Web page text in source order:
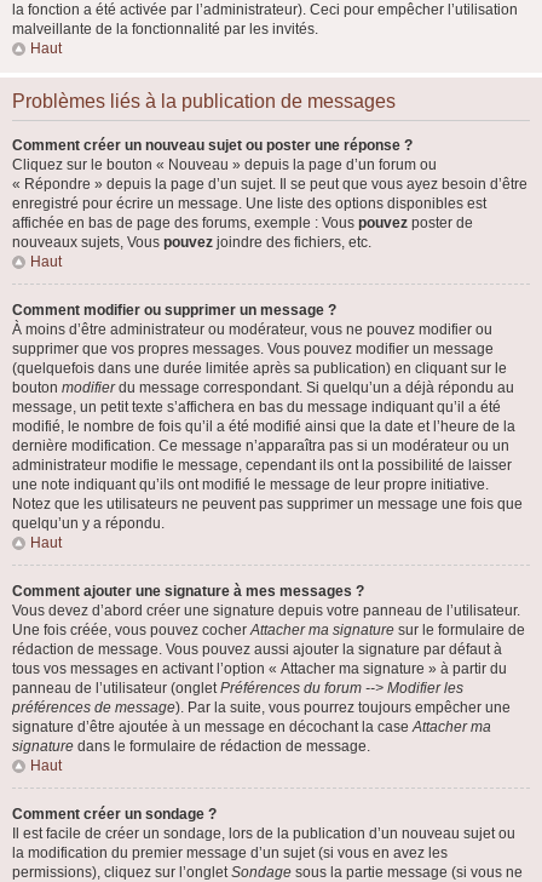
la fonction a été activée par l’administrateur). Ceci pour empêcher l’utilisation
malveillante de la fonctionnalité par les invités.
Haut
Problèmes liés à la publication de messages
Comment créer un nouveau sujet ou poster une réponse ?
Cliquez sur le bouton « Nouveau » depuis la page d’un forum ou
« Répondre » depuis la page d’un sujet. Il se peut que vous ayez besoin d’être
enregistré pour écrire un message. Une liste des options disponibles est
affichée en bas de page des forums, exemple : Vous pouvez poster de
nouveaux sujets, Vous pouvez joindre des fichiers, etc.
Haut
Comment modifier ou supprimer un message ?
À moins d’être administrateur ou modérateur, vous ne pouvez modifier ou
supprimer que vos propres messages. Vous pouvez modifier un message
(quelquefois dans une durée limitée après sa publication) en cliquant sur le
bouton modifierdu message correspondant. Si quelqu’un a déjà répondu au
message, un petit texte s’affichera en bas du message indiquant qu’il a été
modifié, le nombre de fois qu’il a été modifié ainsi que la date et l’heure de la
dernière modification. Ce message n’apparaîtra pas si un modérateur ou un
administrateur modifie le message, cependant ils ont la possibilité de laisser
une note indiquant qu’ils ont modifié le message de leur propre initiative.
Notez que les utilisateurs ne peuvent pas supprimer un message une fois que
quelqu’un y a répondu.
Haut
Comment ajouter une signature à mes messages ?
Vous devez d’abord créer une signature depuis votre panneau de l’utilisateur.
Une fois créée, vous pouvez cocherAttacher ma signature sur le formulaire de
rédaction de message. Vous pouvez aussi ajouter la signature par défaut à
tous vos messages en activant l’option « Attacher ma signature » à partir du
panneau de l’utilisateur (ongletPréférences du forum --> Modifier les
préférences de message). Par la suite, vous pourrez toujours empêcher une
signature d’être ajoutée à un message en décochant la caseAttacher ma
signature dans le formulaire de rédaction de message.
Haut
Comment créer un sondage ?
Il est facile de créer un sondage, lors de la publication d’un nouveau sujet ou
la modification du premier message d’un sujet (si vous en avez les
permissions), cliquez sur l’ongletSondage sous la partie message (si vous ne